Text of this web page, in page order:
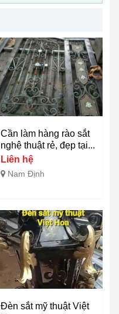
Cần làm hàng rào sắt
nghệ thuật rẻ, đẹp tại...
Liên hệ
Nam Định
Đèn sắt mỹ thuật Việt